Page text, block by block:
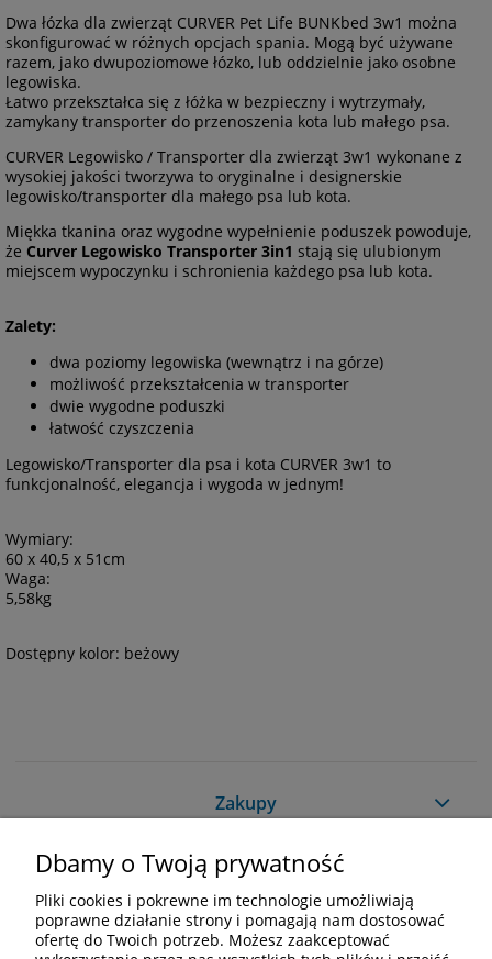
Dwa łózka dla zwierząt CURVER Pet Life BUNKbed 3w1 można
skonfigurować w różnych opcjach spania. Mogą być używane
razem, jako dwupoziomowe łózko, lub oddzielnie jako osobne
legowiska.
Łatwo przekształca się z łóżka w bezpieczny i wytrzymały,
zamykany transporter do przenoszenia kota lub małego psa.
CURVER Legowisko / Transporter dla zwierząt 3w1 wykonane z
wysokiej jakości tworzywa to oryginalne i designerskie
legowisko/transporter dla małego psa lub kota.
Miękka tkanina oraz wygodne wypełnienie poduszek powoduje,
że Curver Legowisko Transporter 3in1 stają się ulubionym
miejscem wypoczynku i schronienia każdego psa lub kota.
Zalety:
dwa poziomy legowiska (wewnątrz i na górze)
możliwość przekształcenia w transporter
dwie wygodne poduszki
łatwość czyszczenia
Legowisko/Transporter dla psa i kota CURVER 3w1 to
funkcjonalność, elegancja i wygoda w jednym!
Wymiary:
60 x 40,5 x 51cm
Waga:
5,58kg
Dostępny kolor: beżowy
Zakupy
Pomoc
Moje konto
Dbamy o Twoją prywatność
Pliki cookies i pokrewne im technologie umożliwiają
poprawne działanie strony i pomagają nam dostosować
ofertę do Twoich potrzeb. Możesz zaakceptować